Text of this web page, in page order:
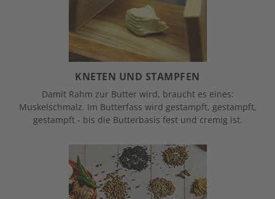
KNETEN UND STAMPFEN
Damit Rahm zur Butter wird, braucht es eines:
Muskelschmalz. Im Butterfass wird gestampft, gestampft,
gestampft - bis die Butterbasis fest und cremig ist.